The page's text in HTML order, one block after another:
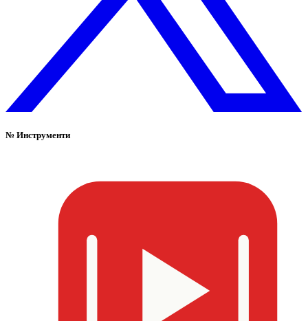
№ Инструменти